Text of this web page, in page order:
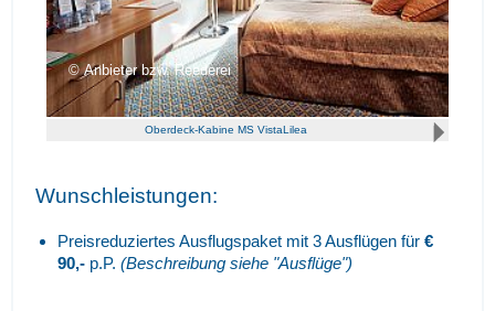
Anbieter bzw. Reederei
Oberdeck-Kabine MS VistaLilea
Wunschleistungen:
Preisreduziertes Ausflugspaket mit 3 Ausflügen für €
90,- p.P. (Beschreibung siehe "Ausflüge")